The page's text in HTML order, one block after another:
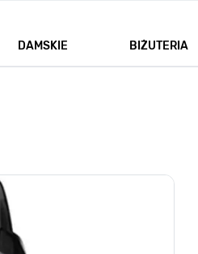
DAMSKIE
BIŻUTERIA